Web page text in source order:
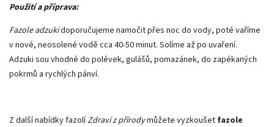
Použití a příprava:
Fazole adzukidoporučujeme namočit přes noc do vody, poté vaříme
v nové, neosolené vodě cca 40-50 minut. Solíme až po uvaření.
Adzuki sou vhodné do polévek, gulášů, pomazánek, do zapékaných
pokrmů a rychlých pánví.
Z další nabídky fazolíZdraví z přírodymůžete vyzkoušet fazole